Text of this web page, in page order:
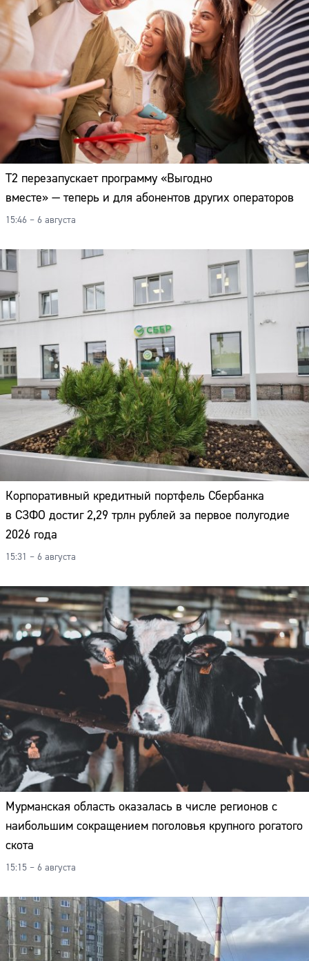
Т2 перезапускает программу «Выгодно
вместе» — теперь и для абонентов других операторов
15:46 – 6 августа
Корпоративный кредитный портфель Сбербанка
в СЗФО достиг 2,29 трлн рублей за первое полугодие
2026 года
15:31 – 6 августа
Мурманская область оказалась в числе регионов с
наибольшим сокращением поголовья крупного рогатого
скота
15:15 – 6 августа
Сайт: